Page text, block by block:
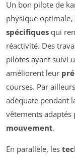
Un bon pilote de
physique optimale,
spécifiques qui
réactivité. Des
pilotes ayant suivi
améliorent leur
courses. Par
adéquate pendant
vêtements
mouvement.
En parallèle, les